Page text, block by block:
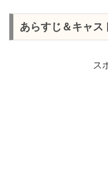
あらすじ＆キャス
ス